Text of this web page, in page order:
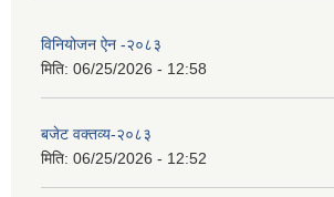
विनियोजन ऐन -२०८३
मिति: 06/25/2026 - 12:58
बजेट वक्तव्य-२०८३
मिति: 06/25/2026 - 12:52